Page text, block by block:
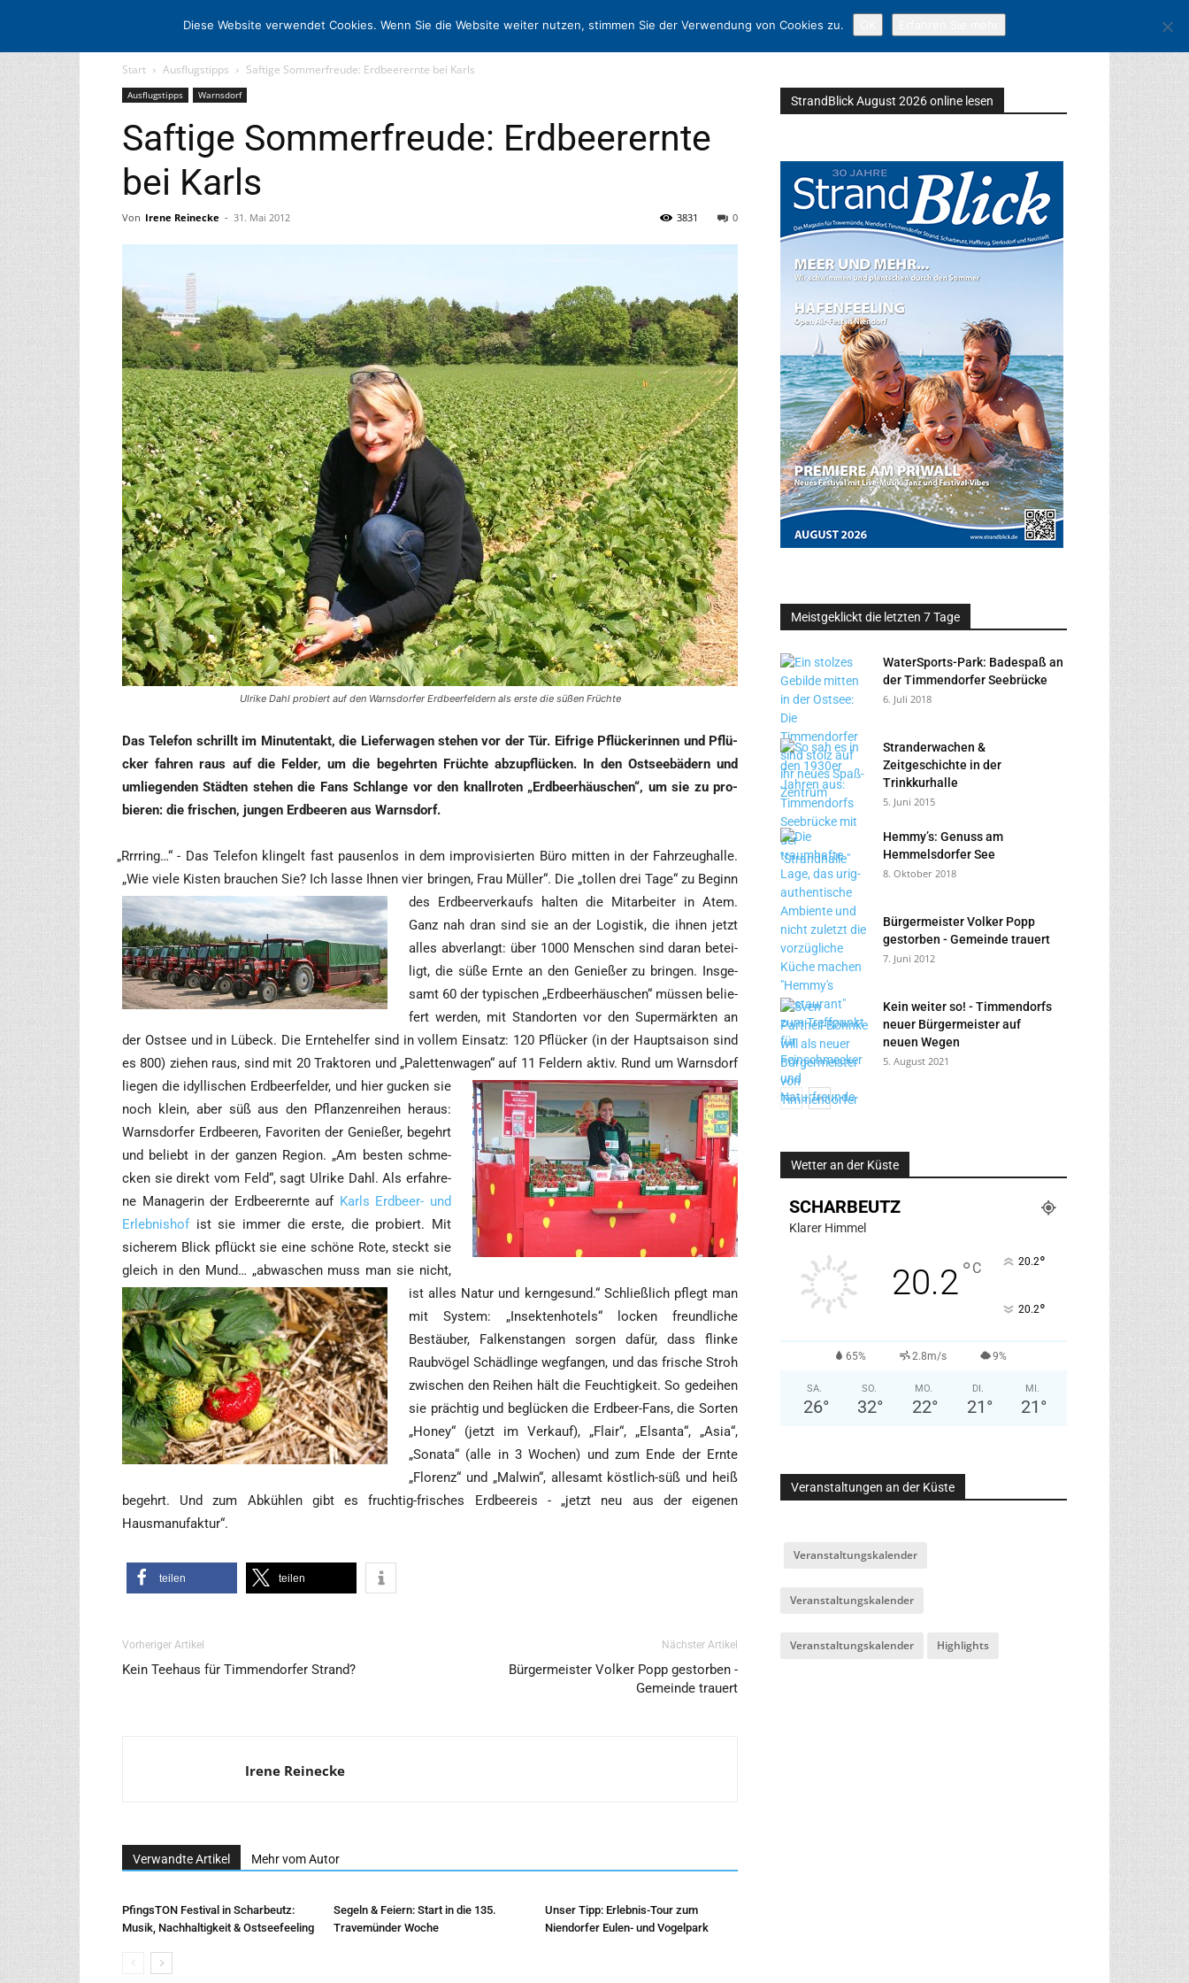
STARTSEITE ARCHIV MEDIADATEN KONTAKT
Start Ausflugstipps Saftige Sommerfreude: Erdbeerernte bei Karls
Ausflugstipps Warnsdorf
Saftige Sommerfreude: Erdbeerernte
bei Karls
Von Irene Reinecke - 31. Mai 2012 0
3831
Ulrike Dahl probiert auf den Warnsdorfer Erdbeerfeldern als erste die süßen Früchte
Das Tele­fon schrillt im Minu­ten­takt, die Lie­fer­wa­gen ste­hen vor der Tür. Eif­ri­ge Pflü­cker­in­nen und Pflü­
cker fah­ren raus auf die Fel­der, um die begehr­ten Früch­te abzu­pflü­cken. In den Ost­see­bä­dern und
umlie­gen­den Städ­ten ste­hen die Fans Schlan­ge vor den knall­ro­ten „Erd­beer­häus­chen“, um sie zu pro­
bie­ren: die fri­schen, jun­gen Erd­bee­ren aus Warnsdorf.
„Rrr­ring…“ - Das Tele­fon klin­gelt fast pau­sen­los in dem impro­vi­sier­ten Büro mit­ten in der Fahr­zeug­hal­le.
„Wie vie­le Kis­ten brau­chen Sie? Ich las­se Ihnen vier brin­gen, Frau Mül­ler“. Die „tol­len drei Tage“ zu Beginn
des Erd­beer­ver­kaufs hal­ten die Mit­ar­bei­ter in Atem.
Ganz nah dran sind sie an der Logis­tik, die ihnen jetzt
alles abver­langt: über 1000 Men­schen sind dar­an betei­
ligt, die süße Ern­te an den Genie­ßer zu brin­gen. Ins­ge­
samt 60 der typi­schen „Erd­beer­häus­chen“ müs­sen belie­
fert wer­den, mit Stand­or­ten vor den Super­märk­ten an
der Ost­see und in Lübeck. Die Ern­te­hel­fer sind in vol­lem Ein­satz: 120 Pflü­cker (in der Haupt­sai­son sind
es 800) zie­hen raus, sind mit 20 Trak­to­ren und „Palet­ten­wa­gen“ auf 11 Fel­dern aktiv. Rund um Warns­dorf
lie­gen die idyl­li­schen Erd­beer­fel­der, und hier gucken sie
noch klein, aber süß aus den Pflan­zen­rei­hen her­aus:
Warns­dor­fer Erd­bee­ren, Favo­ri­ten der Genie­ßer, begehrt
und beliebt in der gan­zen Regi­on. „Am bes­ten schme­
cken sie direkt vom Feld“, sagt Ulri­ke Dahl. Als erfah­re­
ne Mana­ge­rin der Erd­beer­ern­te auf Karls Erd­beer- und
Erleb­nis­hofist sie immer die ers­te, die pro­biert. Mit
siche­rem Blick pflückt sie eine schö­ne Rote, steckt sie
gleich in den Mund… „abwa­schen muss man sie nicht,
ist alles Natur und kern­ge­sund.“ Schließ­lich pflegt man
mit Sys­tem: „Insek­ten­ho­tels“ locken freund­li­che
Bestäu­ber, Fal­ken­stan­gen sor­gen dafür, dass flin­ke
Raub­vö­gel Schäd­lin­ge weg­fan­gen, und das fri­sche Stroh
zwi­schen den Rei­hen hält die Feuch­tig­keit. So gedei­hen
sie präch­tig und beglü­cken die Erd­beer-Fans, die Sor­ten
„Honey“ (jetzt im Ver­kauf), „Flair“, „Elsan­ta“, „Asia“,
„Sona­ta“ (alle in 3 Wochen) und zum Ende der Ern­te
„Flo­renz“ und „Mal­win“, alle­samt köst­lich-süß und heiß
begehrt. Und zum Abküh­len gibt es fruch­tig-fri­sches Erd­beer­eis - „jetzt neu aus der eige­nen
Hausmanufaktur“.
tei­len tei­len
Vorheriger Artikel
Kein Teehaus für Timmendorfer Strand?
Nächster Artikel
Bürgermeister Volker Popp gestorben -
Gemeinde trauert
Irene Reinecke
Verwandte Artikel Mehr vom Autor
PfingsTON Festival in Scharbeutz:
Musik, Nachhaltigkeit & Ostseefeeling
Segeln & Feiern: Start in die 135.
Travemünder Woche
Unser Tipp: Erlebnis-Tour zum
Niendorfer Eulen- und Vogelpark
StrandBlick August 2026 online lesen
Meistgeklickt die letzten 7 Tage
WaterSports-Park: Badespaß an
der Timmendorfer Seebrücke
6. Juli 2018
Stranderwachen &
Zeitgeschichte in der
Trinkkurhalle
5. Juni 2015
Hemmy’s: Genuss am
Hemmelsdorfer See
8. Oktober 2018
Bürgermeister Volker Popp
gestorben - Gemeinde trauert
7. Juni 2012
Kein weiter so! - Timmendorfs
neuer Bürgermeister auf
neuen Wegen
5. August 2021
Wetter an der Küste
SCHARBEUTZ
Klarer Himmel
20.2°C 20.2°
20.2°
65% 2.8m/s 9%
SA.
26°
SO.
32°
MO.
22°
DI.
21 °
MI.
21 °
Veranstaltungen an der Küste
Veranstaltungskalender
Veranstaltungskalender
Veranstaltungskalender Highlights
Diese Website verwendet Cookies. Wenn Sie die Website weiter nutzen, stimmen Sie der Verwendung von Cookies zu.